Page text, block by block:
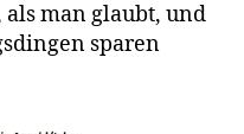
man glaubt, und
sparen